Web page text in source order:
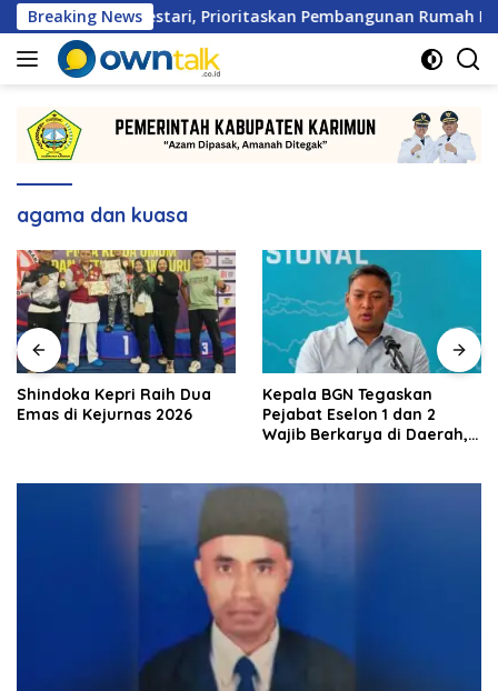
Langsung
ke
konten
Breaking News
Patam Lestari, Prioritaskan Pembangunan Rumah Ibadah
agama dan kuasa
Shindoka Kepri Raih Dua
Emas di Kejurnas 2026
Kepala BGN Tegaskan
Pejabat Eselon 1 dan 2
Wajib Berkarya di Daerah,